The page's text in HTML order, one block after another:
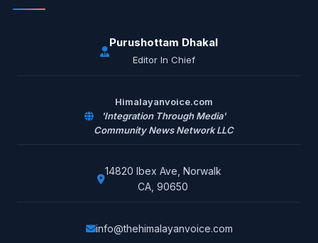
Purushottam Dhakal
Editor In Chief
Himalayanvoice.com
'Integration Through Media'
Community News Network LLC
14820 Ibex Ave, Norwalk
CA, 90650
info@thehimalayanvoice.com